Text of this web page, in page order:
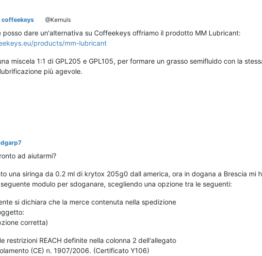
coffeekeys @Kernuls
posso dare un'alternativa su Coffeekeys offriamo il prodotto MM Lubricant:
products/mm-lubricant
miscela 1:1 di GPL205 e GPL105, per formare un grasso semifluido con la
più agevole.
ad aiutarmi?
una siringa da 0.2 ml di krytox 205g0 dall america, ora in dogana a Brescia mi
modulo per sdoganare, scegliendo una opzione tra le seguenti:
si dichiara che la merce contenuta nella spedizione
corretta)
restrizioni REACH definite nella colonna 2 dell'allegato
(CE) n. 1907/2006. (Certificato Y106)